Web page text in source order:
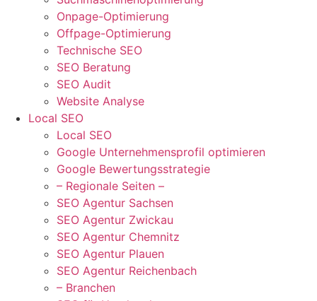
Onpage-Optimierung
Offpage-Optimierung
Technische SEO
SEO Beratung
SEO Audit
Website Analyse
Local SEO
Local SEO
Google Unternehmensprofil optimieren
Google Bewertungsstrategie
– Regionale Seiten –
SEO Agentur Sachsen
SEO Agentur Zwickau
SEO Agentur Chemnitz
SEO Agentur Plauen
SEO Agentur Reichenbach
– Branchen